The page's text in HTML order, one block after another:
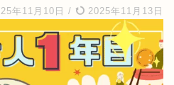
年11月10日 / 2025年11月13日